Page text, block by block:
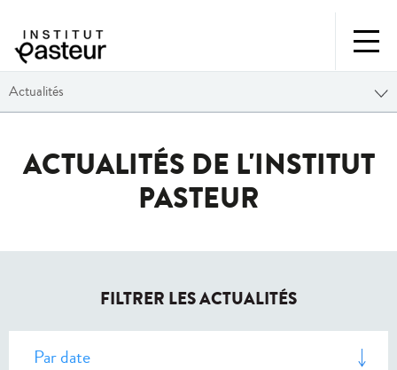
Actualités
ACTUALITÉS DE L'INSTITUT
PASTEUR
FILTRER LES ACTUALITÉS